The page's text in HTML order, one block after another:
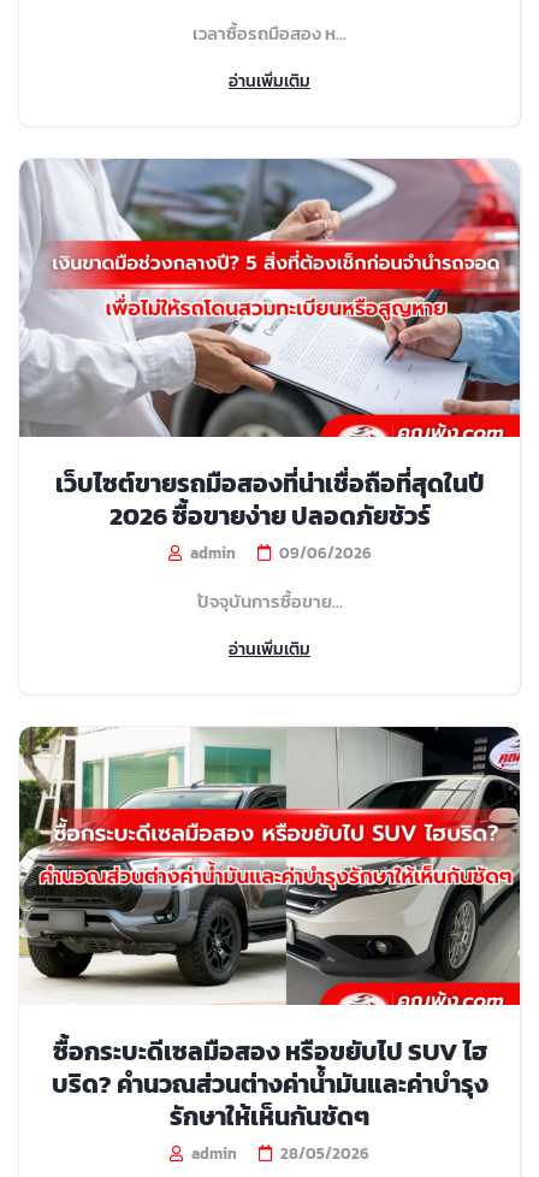
เวลาซื้อรถมือสอง ห...
อ่านเพิ่มเติม
เว็บไซต์ขายรถมือสองที่น่าเชื่อถือที่สุดในปี
2026 ซื้อขายง่าย ปลอดภัยชัวร์
admin 09/06/2026
ปัจจุบันการซื้อขาย...
อ่านเพิ่มเติม
ซื้อกระบะดีเซลมือสอง หรือขยับไป SUV ไฮ
บริด? คำนวณส่วนต่างค่าน้ำมันและค่าบำรุง
รักษาให้เห็นกันชัดๆ
admin 28/05/2026